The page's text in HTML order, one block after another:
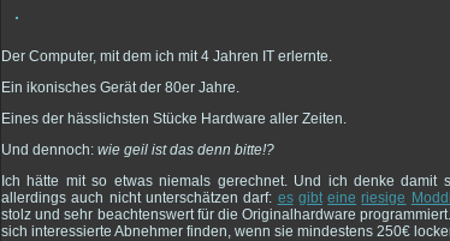
Der Computer, mit dem ich mit 4 Jahren IT erlernte.
Ein ikonisches Gerät der 80er Jahre.
Eines der hässlichsten Stücke Hardware aller Zeiten.
Und dennoch: wie geil ist das denn bitte!?
Ich hätte mit so etwas niemals gerechnet. Und ich denke damit
allerdings auch nicht unterschätzen darf: es gibt eine riesige
stolz und sehr beachtenswert für die Originalhardware
sich interessierte Abnehmer finden, wenn sie mindestens 250€